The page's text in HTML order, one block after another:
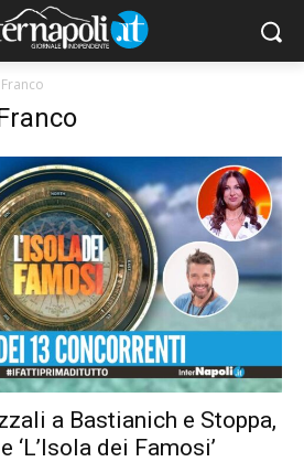
a Bastianich e Stoppa,
dei Famosi’